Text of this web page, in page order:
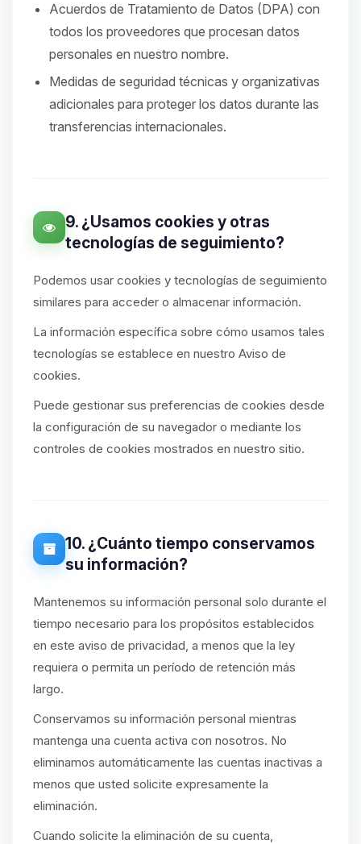
Acuerdos de Tratamiento de Datos (DPA) con
todos los proveedores que procesan datos
personales en nuestro nombre.
Medidas de seguridad técnicas y organizativas
adicionales para proteger los datos durante las
transferencias internacionales.
9. ¿Usamos cookies y otras
tecnologías de seguimiento?
Podemos usar cookies y tecnologías de seguimiento
similares para acceder o almacenar información.
La información específica sobre cómo usamos tales
tecnologías se establece en nuestro Aviso de
cookies.
Puede gestionar sus preferencias de cookies desde
la configuración de su navegador o mediante los
controles de cookies mostrados en nuestro sitio.
10. ¿Cuánto tiempo conservamos
su información?
Mantenemos su información personal solo durante el
tiempo necesario para los propósitos establecidos
en este aviso de privacidad, a menos que la ley
requiera o permita un período de retención más
largo.
Conservamos su información personal mientras
mantenga una cuenta activa con nosotros. No
eliminamos automáticamente las cuentas inactivas a
menos que usted solicite expresamente la
eliminación.
Cuando solicite la eliminación de su cuenta,